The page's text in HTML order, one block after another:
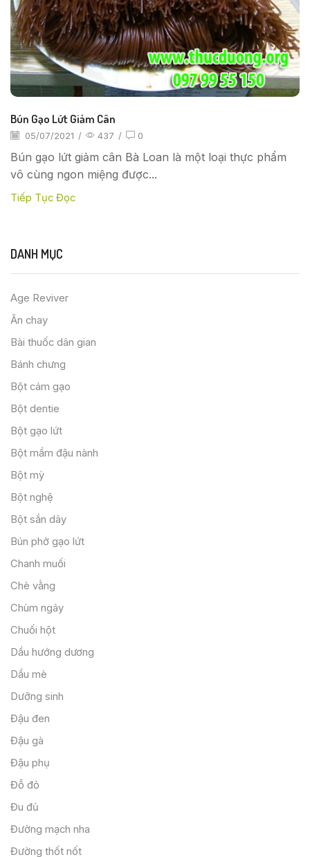
Bún Gạo Lứt Giảm Cân
05/07/2021 / 437 / 0
Bún gạo lứt giảm cân Bà Loan là một loại thực phẩm
vô cùng ngon miệng được...
Tiếp Tục Đọc
DANH MỤC
Age Reviver
Ăn chay
Bài thuốc dân gian
Bánh chưng
Bột cám gạo
Bột dentie
Bột gạo lứt
Bột mầm đậu nành
Bột mỳ
Bột nghệ
Bột sắn dây
Bún phở gạo lứt
Chanh muối
Chè vằng
Chùm ngây
Chuối hột
Dầu hướng dương
Dầu mè
Dưỡng sinh
Đậu đen
Đậu gà
Đậu phụ
Đỗ đỏ
Đu đủ
Đường mạch nha
Đường thốt nốt